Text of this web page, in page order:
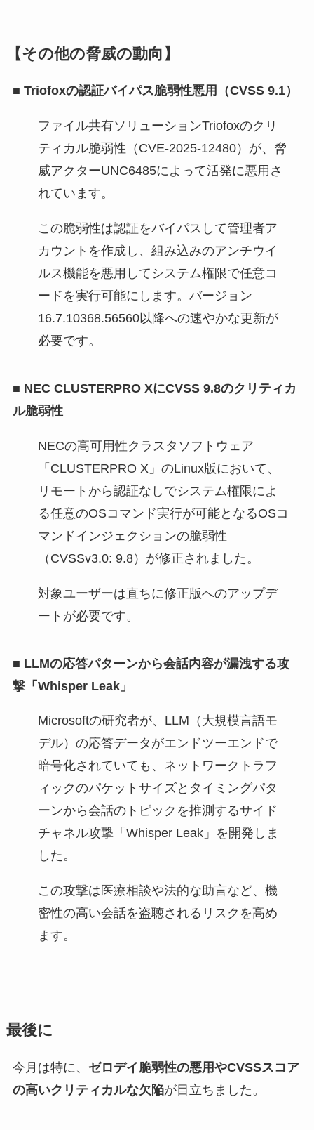
【その他の脅威の動向】
■ Triofoxの認証バイパス脆弱性悪用（CVSS 9.1）
ファイル共有ソリューションTriofoxのクリ
ティカル脆弱性（CVE-2025-12480）が、脅
威アクターUNC6485によって活発に悪用さ
れています。
この脆弱性は認証をバイパスして管理者ア
カウントを作成し、組み込みのアンチウイ
ルス機能を悪用してシステム権限で任意コ
ードを実行可能にします。バージョン
16.7.10368.56560以降への速やかな更新が
必要です。
■ NEC CLUSTERPRO XにCVSS 9.8のクリティカ
ル脆弱性
NECの高可用性クラスタソフトウェア
「CLUSTERPRO X」のLinux版において、
リモートから認証なしでシステム権限によ
る任意のOSコマンド実行が可能となるOSコ
マンドインジェクションの脆弱性
（CVSSv3.0: 9.8）が修正されました。
対象ユーザーは直ちに修正版へのアップデ
ートが必要です。
■ LLMの応答パターンから会話内容が漏洩する攻
撃「Whisper Leak」
Microsoftの研究者が、LLM（大規模言語モ
デル）の応答データがエンドツーエンドで
暗号化されていても、ネットワークトラフ
ィックのパケットサイズとタイミングパタ
ーンから会話のトピックを推測するサイド
チャネル攻撃「Whisper Leak」を開発しま
した。
この攻撃は医療相談や法的な助言など、機
密性の高い会話を盗聴されるリスクを高め
ます。
最後に
今月は特に、 ゼロデイ脆弱性の悪用やCVSSスコア
の高いクリティカルな欠陥が目立ちました。